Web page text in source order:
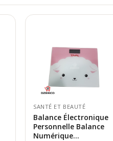
SANTÉ ET BEAUTÉ
Balance Électronique
Personnelle Balance
Numérique...